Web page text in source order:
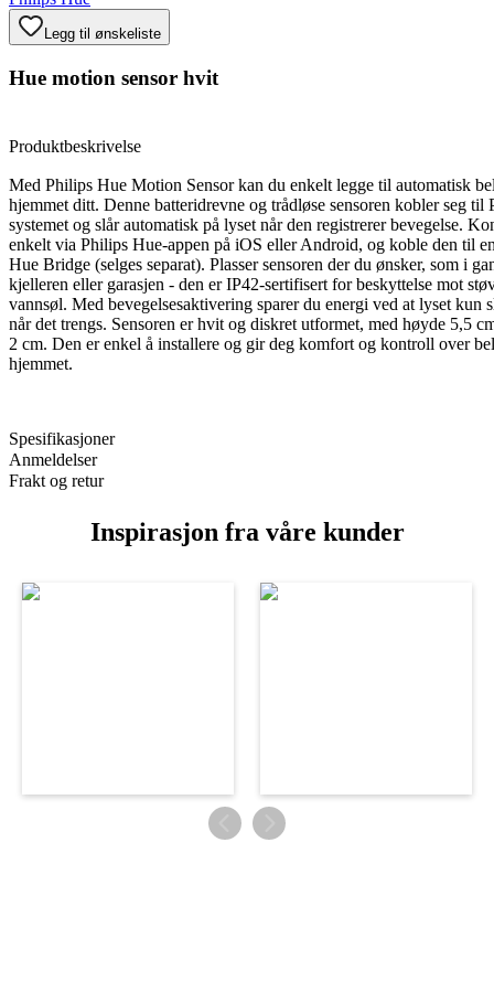
Legg til ønskeliste
Hue motion sensor hvit
Produktbeskrivelse
Med Philips Hue Motion Sensor kan du enkelt legge til automatisk
hjemmet ditt. Denne batteridrevne og trådløse sensoren kobler seg til
systemet og slår automatisk på lyset når den registrerer bevegelse.
enkelt via Philips Hue-appen på iOS eller Android, og koble den til
Hue Bridge (selges separat). Plasser sensoren der du ønsker, som i
kjelleren eller garasjen - den er IP42-sertifisert for beskyttelse mot
vannsøl. Med bevegelsesaktivering sparer du energi ved at lyset kun
når det trengs. Sensoren er hvit og diskret utformet, med høyde 5,5
2 cm. Den er enkel å installere og gir deg komfort og kontroll over
hjemmet.
Spesifikasjoner
Anmeldelser
Frakt og retur
Inspirasjon fra våre kunder